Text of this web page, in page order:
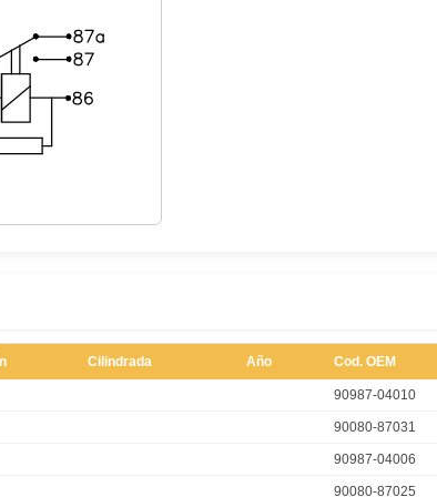
Cilindrada Año Cod. OEM
90987-04010
90080-87031
90987-04006
90080-87025